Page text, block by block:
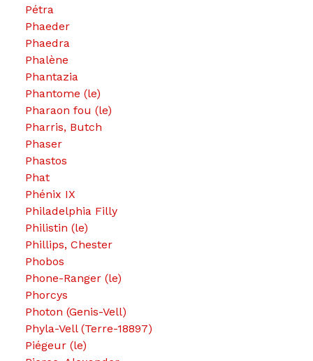
Pétra
Phaeder
Phaedra
Phalène
Phantazia
Phantome (le)
Pharaon fou (le)
Pharris, Butch
Phaser
Phastos
Phat
Phénix IX
Philadelphia Filly
Philistin (le)
Phillips, Chester
Phobos
Phone-Ranger (le)
Phorcys
Photon (Genis-Vell)
Phyla-Vell (Terre-18897)
Piégeur (le)